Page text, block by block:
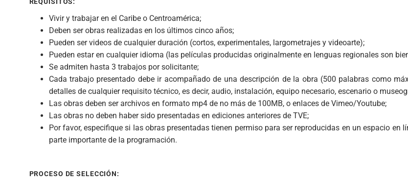
Vivir y trabajar en el Caribe o Centroamérica;
Deben ser obras realizadas en los últimos cinco años;
Pueden ser videos de cualquier duración (cortos, experimentales, largometrajes y videoarte);
Pueden estar en cualquier idioma (las películas producidas originalmente en lenguas regionales son
Se admiten hasta 3 trabajos por solicitante;
Cada trabajo presentado debe ir acompañado de una descripción de la obra (500 palabras como
detalles de cualquier requisito técnico, es decir, audio, instalación, equipo necesario, escenario o
Las obras deben ser archivos en formato mp4 de no más de 100MB, o enlaces de Vimeo/Youtube;
Las obras no deben haber sido presentadas en ediciones anteriores de TVE;
Por favor, especifique si las obras presentadas tienen permiso para ser reproducidas en un espacio
parte importante de la programación.
PROCESO DE SELECCIÓN: